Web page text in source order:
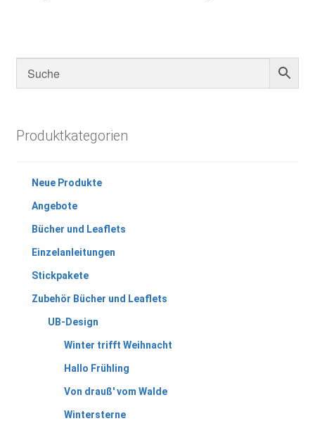
Produktkategorien
Neue Produkte
Angebote
Bücher und Leaflets
Einzelanleitungen
Stickpakete
Zubehör Bücher und Leaflets
UB-Design
Winter trifft Weihnacht
Hallo Frühling
Von drauß' vom Walde
Wintersterne